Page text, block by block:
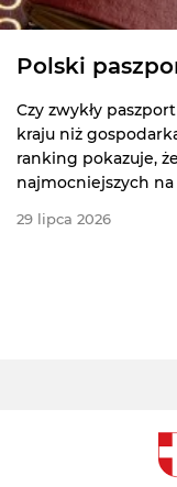
Polski
Czy zwykły
kraju niż
ranking pokazuje,
najmocniejszych
29 lipca 2026